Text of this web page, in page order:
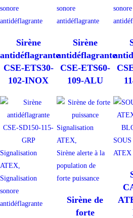
sonore
antidéflagrante
Sirène
antidéflagrante
CSE-ETS30-
102-INOX
sonore
antidéflagrante
Sirène
antidéflagrante
CSE-ETS60-
109-ALU
sonore
Signalisation
ATEX,
Signalisation
sonore
antidéflagrante
Signalisation
ATEX,
Sirène alerte à la
population de
forte puissance
Sirène de
forte
ATEX